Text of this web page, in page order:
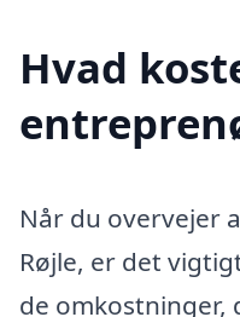
Hvad
Når du overvejer
Røjle, er det
de